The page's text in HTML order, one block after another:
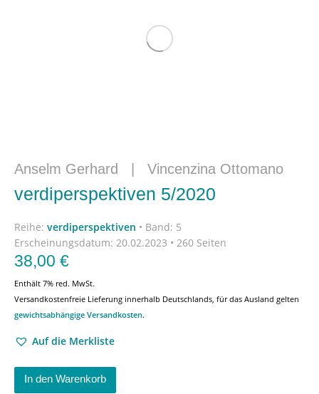
Anselm Gerhard Vincenzina Ottomano
verdiperspektiven 5/2020
Reihe: verdiperspektiven • Band: 5
Erscheinungsdatum: 20.02.2023 • 260 Seiten
38,00 €
Enthält 7% red. MwSt.
Versandkostenfreie Lieferung innerhalb Deutschlands, für das Ausland gelten
gewichtsabhängige Versandkosten.
Auf die Merkliste
In den Warenkorb